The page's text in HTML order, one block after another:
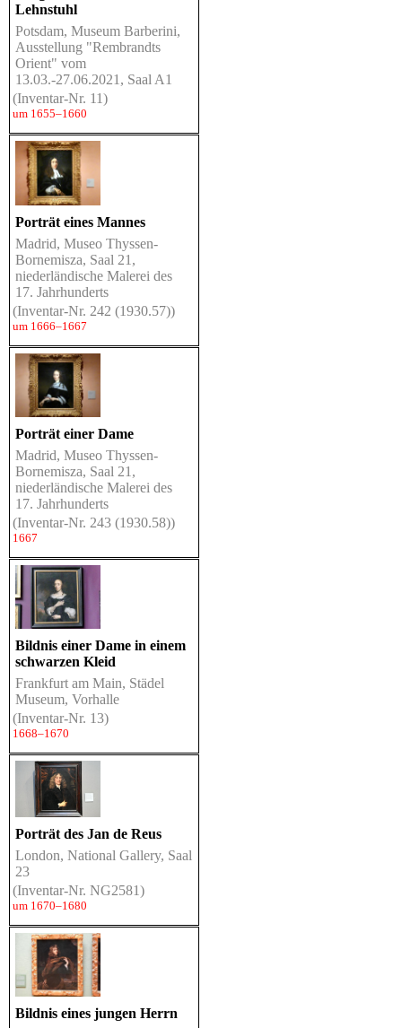
Lehnstuhl
Potsdam, Museum Barberini,
Ausstellung "Rembrandts
Orient" vom
13.03.-27.06.2021, Saal A1
(Inventar-Nr. 11)
um 1655–1660
Porträt eines Mannes
Madrid, Museo Thyssen-
Bornemisza, Saal 21,
niederländische Malerei des
17. Jahrhunderts
(Inventar-Nr. 242 (1930.57))
um 1666–1667
Porträt einer Dame
Madrid, Museo Thyssen-
Bornemisza, Saal 21,
niederländische Malerei des
17. Jahrhunderts
(Inventar-Nr. 243 (1930.58))
1667
Bildnis einer Dame in einem
schwarzen Kleid
Frankfurt am Main, Städel
Museum, Vorhalle
(Inventar-Nr. 13)
1668–1670
Porträt des Jan de Reus
London, National Gallery, Saal
23
(Inventar-Nr. NG2581)
um 1670–1680
Bildnis eines jungen Herrn